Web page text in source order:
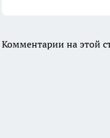
Комментарии на этой